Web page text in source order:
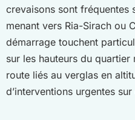
crevaisons sont fréquentes
menant vers Ria-Sirach ou
démarrage touchent
sur les hauteurs du
route liés au verglas en
d’interventions urgentes